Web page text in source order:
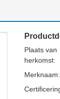
Plaats van
herkomst:
Merknaam: